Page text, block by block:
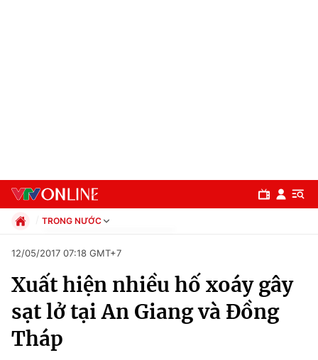
Chuyên mục
Chính trị
TRONG NƯỚC
Xã hội
Pháp luật
Thể thao
Truyền hình
Văn hóa - Giải trí
12/05/2017 07:18 GMT+7
Xuất hiện nhiều hố xoáy gây
sạt lở tại An Giang và Đồng
Tháp